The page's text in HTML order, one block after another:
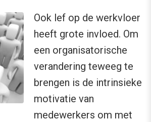
Ook lef op de werkvloer
heeft grote invloed. Om
een organisatorische
verandering teweeg te
brengen is de intrinsieke
motivatie van
medewerkers om met